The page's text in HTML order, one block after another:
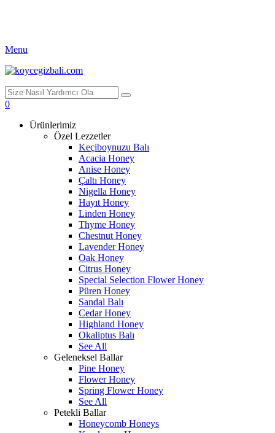
Menu
0
Ürünlerimiz
Özel Lezzetler
Keçiboynuzu Balı
Acacia Honey
Anise Honey
Çaltı Honey
Nigella Honey
Hayıt Honey
Linden Honey
Thyme Honey
Chestnut Honey
Lavender Honey
Oak Honey
Citrus Honey
Special Selection Flower Honey
Püren Honey
Sandal Balı
Cedar Honey
Highland Honey
Okaliptus Balı
See All
Geleneksel Ballar
Pine Honey
Flower Honey
Spring Flower Honey
See All
Petekli Ballar
Honeycomb Honeys